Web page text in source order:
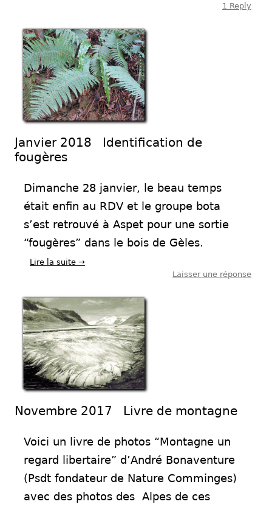
1 Reply
Janvier 2018 Identification de
fougères
Dimanche 28 janvier, le beau temps
était enfin au RDV et le groupe bota
s’est retrouvé à Aspet pour une sortie
“fougères” dans le bois de Gèles.
Lire la suite →
Laisser une réponse
Novembre 2017 Livre de montagne
Voici un livre de photos “Montagne un
regard libertaire” d’André Bonaventure
(Psdt fondateur de Nature Comminges)
avec des photos des Alpes de ces